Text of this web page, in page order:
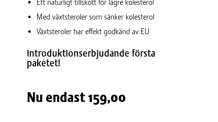
Ett naturligt tillskott för lägre kolesterol
Med växtsteroler som sänker kolesterol
Växtsteroler har effekt godkänd av EU
Introduktionserbjudande första
paketet!
Nu endast159,00